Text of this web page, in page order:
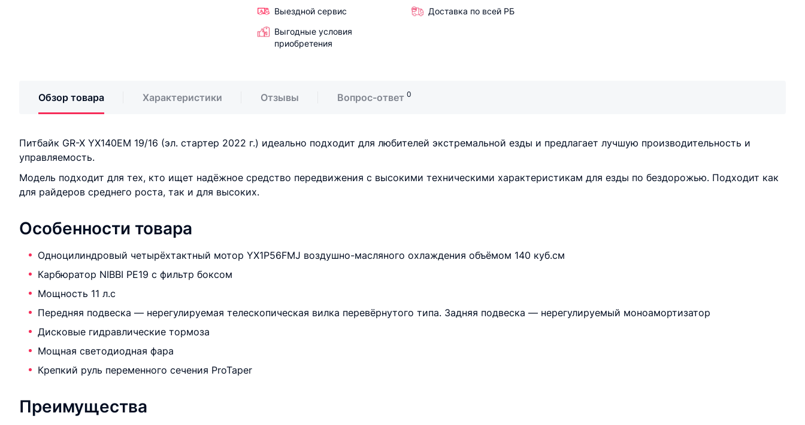
Выездной сервис
Доставка по всей РБ
Выгодные условия
приобретения
Обзор товара Характеристики Отзывы Вопрос-ответ 0
Питбайк GR-X YX140EM 19/16 (эл. cтартер 2022 г.) идеально подходит для любителей экстремальной езды и предлагает лучшую производительность и
управляемость.
Модель подходит для тех, кто ищет надёжное средство передвижения с высокими техническими характеристикам для езды по бездорожью. Подходит как
для райдеров среднего роста, так и для высоких.
Особенности товара
Одноцилиндровый четырёхтактный мотор YX1P56FMJ воздушно-масляного охлаждения объёмом 140 куб.см
Карбюратор NIBBI PE19 с фильтр боксом
Мощность 11 л.с
Передняя подвеска — нерегулируемая телескопическая вилка перевёрнутого типа. Задняя подвеска — нерегулируемый моноамортизатор
Дисковые гидравлические тормоза
Мощная светодиодная фара
Крепкий руль переменного сечения ProTaper
Преимущества